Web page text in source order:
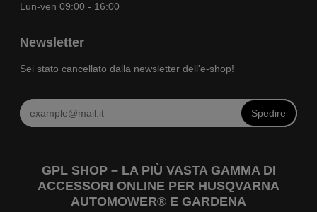
Lun-ven 09:00 - 16:00
Newsletter
Sei stato cancellato dalla newsletter dell'e-shop!
Spedire
GPL SHOP – LA PIÙ VASTA GAMMA DI
ACCESSORI ONLINE PER HUSQVARNA
AUTOMOWER® E GARDENA